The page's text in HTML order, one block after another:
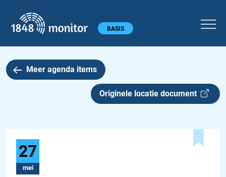
Hoofdmenu BASIS
Meer agenda items
Originele locatie document
27
mei